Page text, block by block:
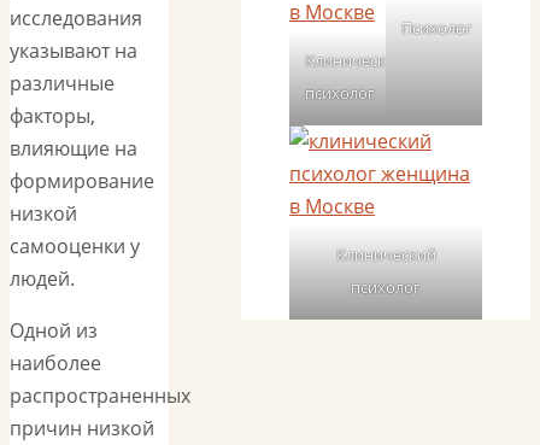
исследования
указывают на
различные
факторы,
влияющие на
формирование
низкой
самооценки у
людей.
Одной из
наиболее
распространенных
причин низкой
Клинический
психолог
Психолог
Клинический
психолог